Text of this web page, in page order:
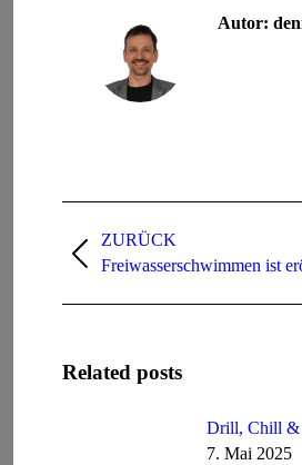
Autor:
ZURÜCK
Vorheriger
Freiwasserschwimmen ist
Related posts
Drill, Chill &
7. Mai 2025